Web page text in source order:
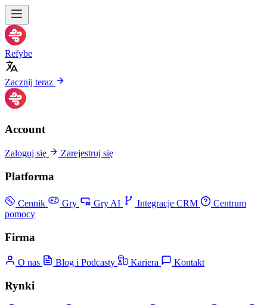
Refybe
Zacznij teraz
Account
Zaloguj się Zarejestruj się
Platforma
Cennik Gry Gry AI Integracje CRM
Centrum
pomocy
Firma
O nas Blog i Podcasty Kariera Kontakt
Rynki